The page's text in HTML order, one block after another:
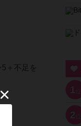
＋不足を
1 位
2 位